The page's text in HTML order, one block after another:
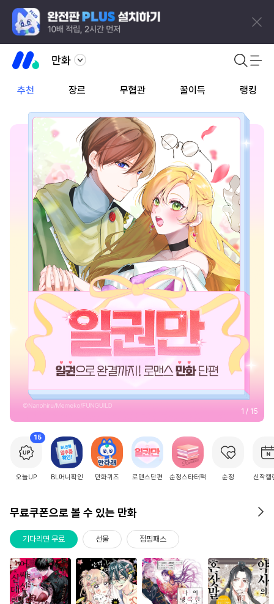
만화
추천 장르 무협관 꿀이득 랭킹
2 / 15
15
오늘UP BL머니확인 만화퀴즈 로맨스단편 순정스타터팩 순정 신작캘
무료쿠폰으로 볼 수 있는 만화
기다리면 무료 선물 점핑패스